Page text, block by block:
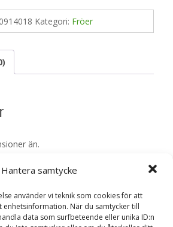
Hantera samtycke
använder vi teknik som cookies för att
enhetsinformation. När du samtycker till
data som surfbeteende eller unika ID:n
Kategori: Fröer
än.
recensera
inte publiceras. Obligatoriska fält